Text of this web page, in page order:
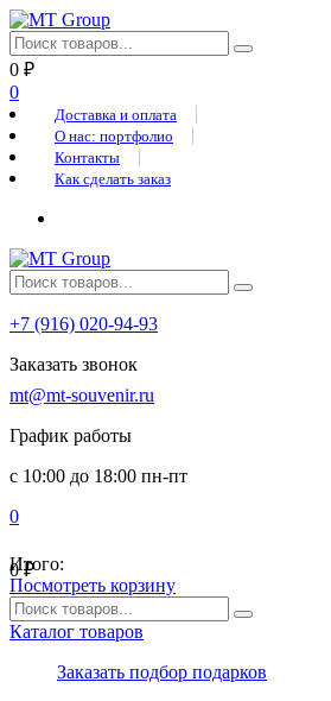
0 ₽
0
Доставка и оплата
О нас: портфолио
Контакты
Как сделать заказ
+7 (916) 020-94-93
Заказать звонок
mt@mt-souvenir.ru
График работы
с 10:00 до 18:00 пн-пт
0
0₽
Итого:
Посмотреть корзину
Каталог товаров
Заказать подбор подарков